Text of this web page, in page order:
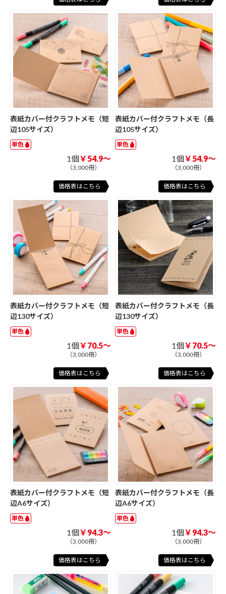
表紙カバー付クラフトメモ（短
辺105サイズ）
単色
1個￥54.9～
（3,000冊）
価格表はこちら
表紙カバー付クラフトメモ（長
辺105サイズ）
単色
1個￥54.9～
（3,000冊）
価格表はこちら
表紙カバー付クラフトメモ（短
辺130サイズ）
単色
1個￥70.5～
（3,000冊）
価格表はこちら
表紙カバー付クラフトメモ（長
辺130サイズ）
単色
1個￥70.5～
（3,000冊）
価格表はこちら
表紙カバー付クラフトメモ（短
辺A6サイズ）
単色
1個￥94.3～
（3,000冊）
価格表はこちら
表紙カバー付クラフトメモ（長
辺A6サイズ）
単色
1個￥94.3～
（3,000冊）
価格表はこちら